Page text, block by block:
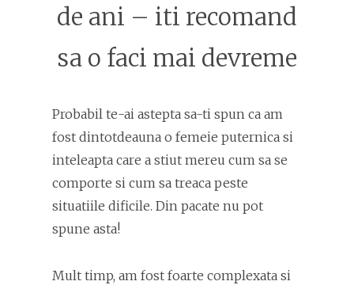
de ani – iti recomand
sa o faci mai devreme
Probabil te-ai astepta sa-ti spun ca am
fost dintotdeauna o femeie puternica si
inteleapta care a stiut mereu cum sa se
comporte si cum sa treaca peste
situatiile dificile. Din pacate nu pot
spune asta!
Mult timp, am fost foarte complexata si